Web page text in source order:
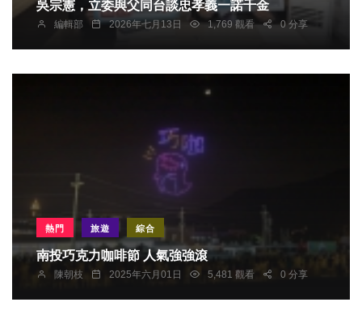
吳宗憲，立委與父同台談忠孝義一諾千金
編輯部 2026年七月13日 1,769 觀看 0 分享
熱門 旅遊 綜合
南投巧克力咖啡節 人氣強強滾
陳朝枝 2025年六月01日 5,481 觀看 0 分享